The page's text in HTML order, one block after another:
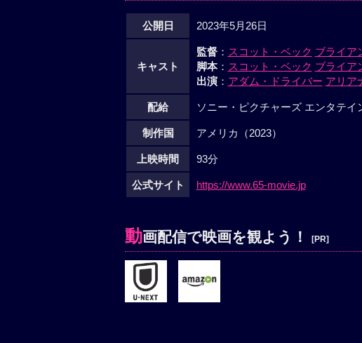
公開日 2023年5月26日
キャスト
監督： スコット・ベック ブライア
脚本： スコット・ベック ブライア
出演： アダム・ドライバー アリア
配給 ソニー・ピクチャーズ エンタテイ
制作国 アメリカ（2023）
上映時間 93分
公式サイト https://www.65-movie.jp
動画配信で映画を観よう！ [PR]